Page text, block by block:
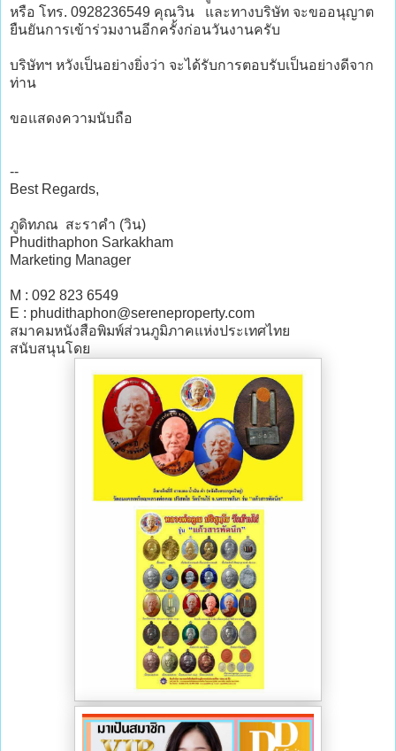
หรือ โทร. 0928236549 คุณวิน และทางบริษัท จะขออนุญาต
ยืนยันการเข้าร่วมงานอีกครั้งก่อนวันงานครับ
บริษัทฯ หวังเป็นอย่างยิ่งว่า จะได้รับการตอบรับเป็นอย่างดีจาก
ท่าน
ขอแสดงความนับถือ
--
Best Regards,
ภูดิทภณ สะราคำ (วิน)
Phudithaphon Sarkakham
Marketing Manager
M : 092 823 6549
E : phudithaphon@sereneproperty.com
สมาคมหนังสือพิมพ์ส่วนภูมิภาคแห่งประเทศไทย
สนับสนุนโดย